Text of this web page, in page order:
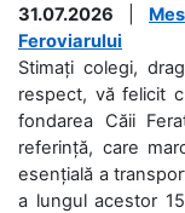
31.07.2026
Feroviarului
Stimați colegi,
respect, vă felicit
fondarea Căii
referință, care
esențială a
a lungul acestor